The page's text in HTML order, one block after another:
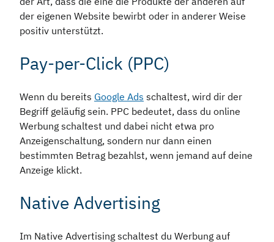
der eigenen Website bewirbt oder in anderer Weise
positiv unterstützt.
Pay-per-Click (PPC)
Wenn du bereits Google Ads schaltest, wird dir der
Begriff geläufig sein. PPC bedeutet, dass du online
Werbung schaltest und dabei nicht etwa pro
Anzeigenschaltung, sondern nur dann einen
bestimmten Betrag bezahlst, wenn jemand auf deine
Anzeige klickt.
Native Advertising
Im Native Advertising schaltest du Werbung auf